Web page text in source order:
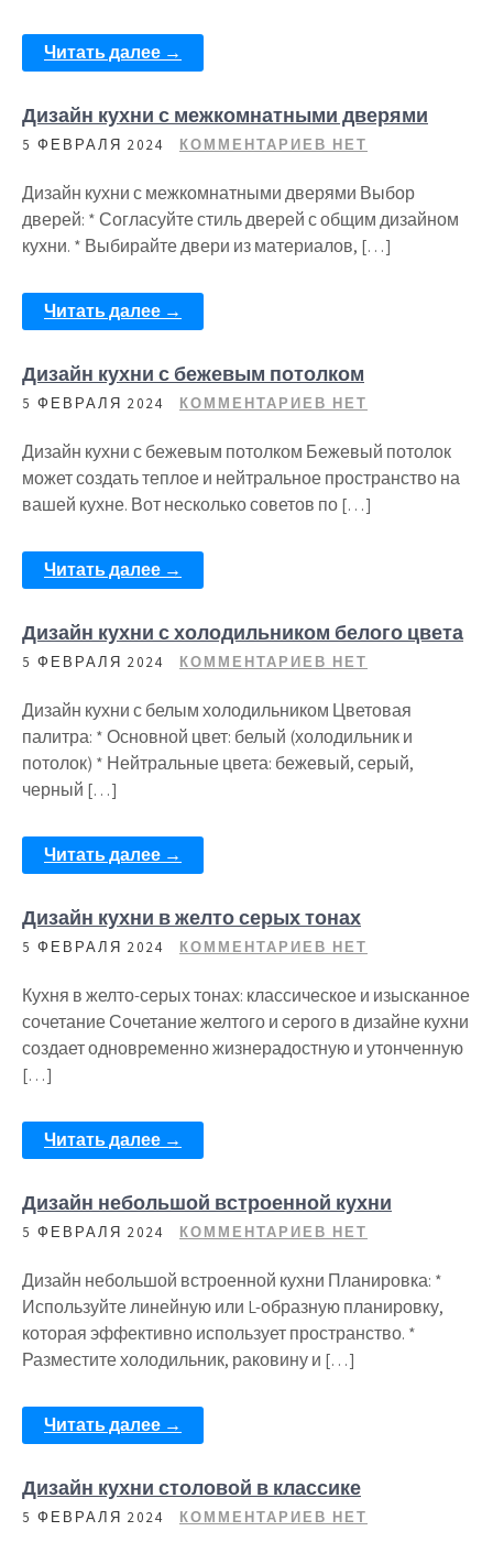
Читать далее →
Дизайн кухни с межкомнатными дверями
5 ФЕВРАЛЯ 2024 КОММЕНТАРИЕВ НЕТ
Дизайн кухни с межкомнатными дверями Выбор
дверей: * Согласуйте стиль дверей с общим дизайном
кухни. * Выбирайте двери из материалов, […]
Читать далее →
Дизайн кухни с бежевым потолком
5 ФЕВРАЛЯ 2024 КОММЕНТАРИЕВ НЕТ
Дизайн кухни с бежевым потолком Бежевый потолок
может создать теплое и нейтральное пространство на
вашей кухне. Вот несколько советов по […]
Читать далее →
Дизайн кухни с холодильником белого цвета
5 ФЕВРАЛЯ 2024 КОММЕНТАРИЕВ НЕТ
Дизайн кухни с белым холодильником Цветовая
палитра: * Основной цвет: белый (холодильник и
потолок) * Нейтральные цвета: бежевый, серый,
черный […]
Читать далее →
Дизайн кухни в желто серых тонах
5 ФЕВРАЛЯ 2024 КОММЕНТАРИЕВ НЕТ
Кухня в желто-серых тонах: классическое и изысканное
сочетание Сочетание желтого и серого в дизайне кухни
создает одновременно жизнерадостную и утонченную
[…]
Читать далее →
Дизайн небольшой встроенной кухни
5 ФЕВРАЛЯ 2024 КОММЕНТАРИЕВ НЕТ
Дизайн небольшой встроенной кухни Планировка: *
Используйте линейную или L-образную планировку,
которая эффективно использует пространство. *
Разместите холодильник, раковину и […]
Читать далее →
Дизайн кухни столовой в классике
5 ФЕВРАЛЯ 2024 КОММЕНТАРИЕВ НЕТ